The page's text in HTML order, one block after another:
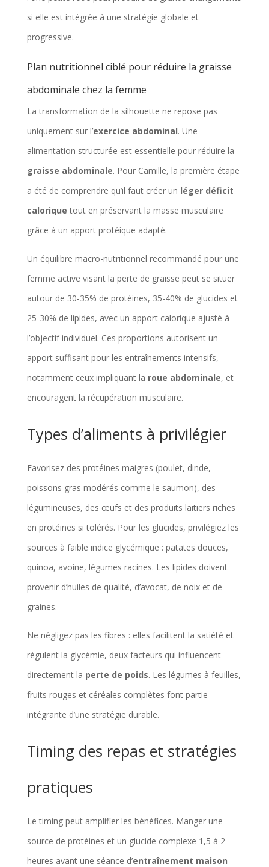
si elle est intégrée à une stratégie globale et
progressive.
Plan nutritionnel ciblé pour réduire la graisse
abdominale chez la femme
La transformation de la silhouette ne repose pas
uniquement sur l’exercice abdominal. Une
alimentation structurée est essentielle pour réduire la
graisse abdominale. Pour Camille, la première étape
a été de comprendre qu’il faut créer un léger déficit
calorique tout en préservant la masse musculaire
grâce à un apport protéique adapté.
Un équilibre macro-nutritionnel recommandé pour une
femme active visant la perte de graisse peut se situer
autour de 30-35% de protéines, 35-40% de glucides et
25-30% de lipides, avec un apport calorique ajusté à
l’objectif individuel. Ces proportions autorisent un
apport suffisant pour les entraînements intensifs,
notamment ceux impliquant la roue abdominale, et
encouragent la récupération musculaire.
Types d’aliments à privilégier
Favorisez des protéines maigres (poulet, dinde,
poissons gras modérés comme le saumon), des
légumineuses, des œufs et des produits laitiers riches
en protéines si tolérés. Pour les glucides, privilégiez les
sources à faible indice glycémique : patates douces,
quinoa, avoine, légumes racines. Les lipides doivent
provenir d’huiles de qualité, d’avocat, de noix et de
graines.
Ne négligez pas les fibres : elles facilitent la satiété et
régulent la glycémie, deux facteurs qui influencent
directement la perte de poids. Les légumes à feuilles,
fruits rouges et céréales complètes font partie
intégrante d’une stratégie durable.
Timing des repas et stratégies
pratiques
Le timing peut amplifier les bénéfices. Manger une
source de protéines et un glucide complexe 1,5 à 2
heures avant une séance d’entraînement maison